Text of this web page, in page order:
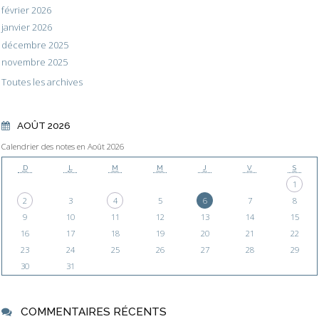
février 2026
janvier 2026
décembre 2025
novembre 2025
Toutes les archives
AOÛT 2026
Calendrier des notes en Août 2026
D L M M J V S
1
2
3 4 5 6 7
8
9
10 11 12 13 14
15
16
17 18 19 20 21
22
23
24 25 26 27 28
29
30
31
COMMENTAIRES RÉCENTS